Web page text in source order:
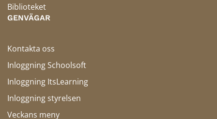
Biblioteket
GENVÄGAR
Kontakta oss
Inloggning Schoolsoft
Inloggning ItsLearning
Inloggning styrelsen
Veckans meny